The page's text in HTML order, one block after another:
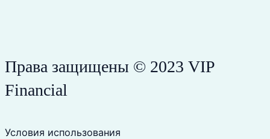
Права защищены © 2023 VIP
Financial
Условия использования